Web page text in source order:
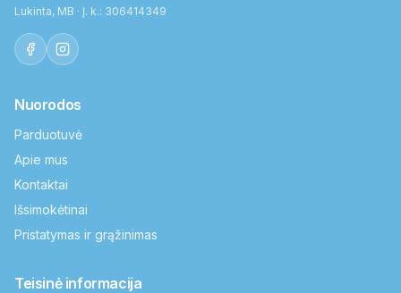
Lukinta, MB · Į. k.: 306414349
Nuorodos
Parduotuvė
Apie mus
Kontaktai
Išsimokėtinai
Pristatymas ir grąžinimas
Teisinė informacija